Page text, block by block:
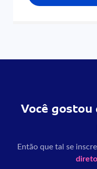
Você gostou
Então que tal se